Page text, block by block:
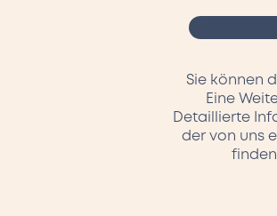
Sie können
Eine
Detaillierte
der von uns
finden